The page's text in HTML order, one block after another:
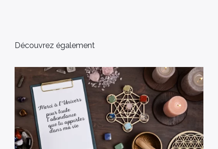
Découvrez également